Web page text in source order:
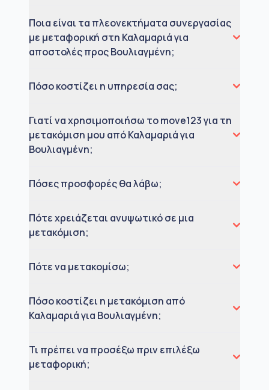
Ποια είναι τα πλεονεκτήματα συνεργασίας
με μεταφορική στη Καλαμαριά για
αποστολές προς Βουλιαγμένη;
Πόσο κοστίζει η υπηρεσία σας;
Γιατί να χρησιμοποιήσω το move123 για τη
μετακόμιση μου από Καλαμαριά για
Βουλιαγμένη;
Πόσες προσφορές θα λάβω;
Πότε χρειάζεται ανυψωτικό σε μια
μετακόμιση;
Πότε να μετακομίσω;
Πόσο κοστίζει η μετακόμιση από
Καλαμαριά για Βουλιαγμένη;
Τι πρέπει να προσέξω πριν επιλέξω
μεταφορική;